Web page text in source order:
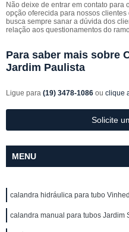
Não deixe de entrar em contato para
opção oferecida para nossos
busca sempre sanar a dúvida dos
relação aos questionamentos do
Para saber mais sobre
Jardim Paulista
Ligue para (19) 3478-1086 ou clique
Solicite
MENU
calandra hidráulica para tubo
calandra manual para tubos Jardim